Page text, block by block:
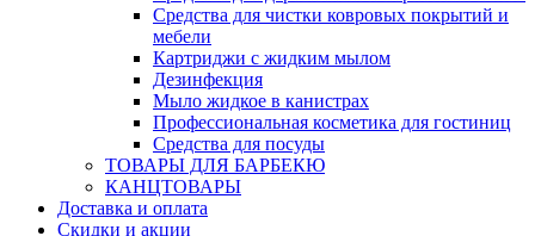
Средства для чистки ковровых покрытий и
мебели
Картриджи с жидким мылом
Дезинфекция
Мыло жидкое в канистрах
Профессиональная косметика для гостиниц
Средства для посуды
ТОВАРЫ ДЛЯ БАРБЕКЮ
КАНЦТОВАРЫ
Доставка и оплата
Скидки и акции